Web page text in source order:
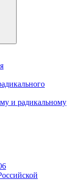
и радикальному